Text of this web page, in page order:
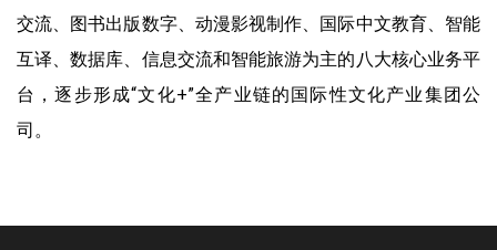
交流、图书出版数字、动漫影视制作、国际中文教育、智能
互译、数据库、信息交流和智能旅游为主的八大核心业务平
台，逐步形成“文化+”全产业链的国际性文化产业集团公
司。